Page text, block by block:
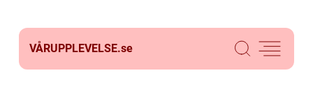
VÅRUPPLEVELSE.se